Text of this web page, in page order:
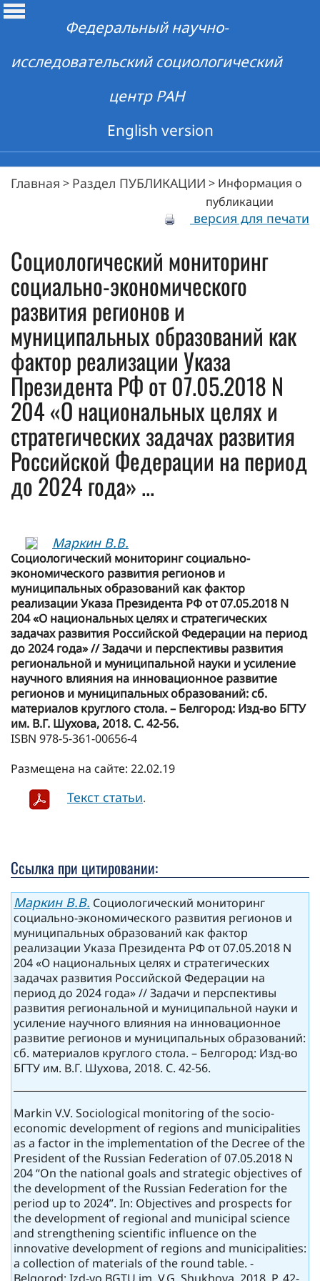
Федеральный научно-
исследовательский социологический
центр РАН
English version
Главная > Раздел ПУБЛИКАЦИИ > Информация о
публикации
версия для печати
Социологический мониторинг
социально-экономического
развития регионов и
муниципальных образований как
фактор реализации Указа
Президента РФ от 07.05.2018 N
204 «О национальных целях и
стратегических задачах развития
Российской Федерации на период
до 2024 года» ...
Маркин В.В.
Социологический мониторинг социально-
экономического развития регионов и
муниципальных образований как фактор
реализации Указа Президента РФ от 07.05.2018 N
204 «О национальных целях и стратегических
задачах развития Российской Федерации на период
до 2024 года» // Задачи и перспективы развития
региональной и муниципальной науки и усиление
научного влияния на инновационное развитие
регионов и муниципальных образований: сб.
материалов круглого стола. – Белгород: Изд-во БГТУ
им. В.Г. Шухова, 2018. С. 42-56.
ISBN 978-5-361-00656-4
Размещена на сайте: 22.02.19
Текст статьи.
Ссылка при цитировании:
Маркин В.В. Социологический мониторинг
социально-экономического развития регионов и
муниципальных образований как фактор
реализации Указа Президента РФ от 07.05.2018 N
204 «О национальных целях и стратегических
задачах развития Российской Федерации на
период до 2024 года» // Задачи и перспективы
развития региональной и муниципальной науки и
усиление научного влияния на инновационное
развитие регионов и муниципальных образований:
сб. материалов круглого стола. – Белгород: Изд-во
БГТУ им. В.Г. Шухова, 2018. С. 42-56.
Markin V.V. Sociological monitoring of the socio-
economic development of regions and municipalities
as a factor in the implementation of the Decree of the
President of the Russian Federation of 07.05.2018 N
204 “On the national goals and strategic objectives of
the development of the Russian Federation for the
period up to 2024”. In: Objectives and prospects for
the development of regional and municipal science
and strengthening scientific influence on the
innovative development of regions and municipalities:
a collection of materials of the round table. -